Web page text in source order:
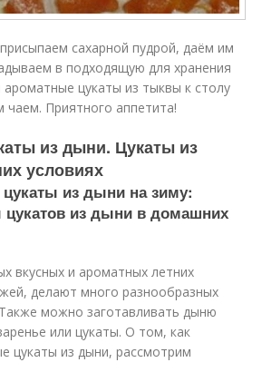
сахарной пудрой, даём им
в подходящую для хранения
цукаты из тыквы к столу
чаем. Приятного аппетита!
из дыни. Цукаты из
условиях
цукаты из дыни на зиму:
из дыни в домашних
вкусных и ароматных летних
делают много разнообразных
можно заготавливать дыню
или цукаты. О том, как
цукаты из дыни, рассмотрим